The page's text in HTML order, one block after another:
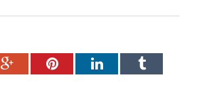
Google+PinterestLinkedInTumblr